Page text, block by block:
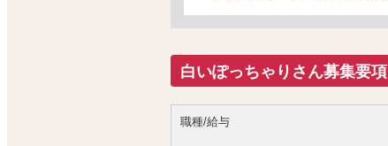
■3ヶ月／6ヶ月ごと
毎日の頑張りに対する当然の報酬で
給与例
白いぽっちゃりさん募集要項
職種/給与